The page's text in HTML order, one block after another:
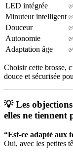
LED intégrée
Minuteur intelligent
Douceur
Autonomie
Adaptation âge
Choisir cette brosse,
douce et sécurisée
💡 Les
elles ne tiennent
“Est-ce adapté aux
Oui, avec les petites